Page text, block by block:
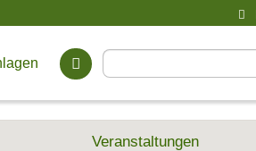
Veranstaltungen